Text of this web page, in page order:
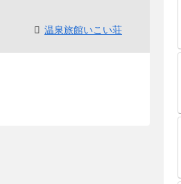
温泉旅館いこい荘